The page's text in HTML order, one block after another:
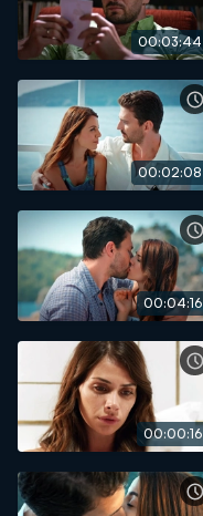
00:03:44
00:02:08
00:04:16
00:00:16